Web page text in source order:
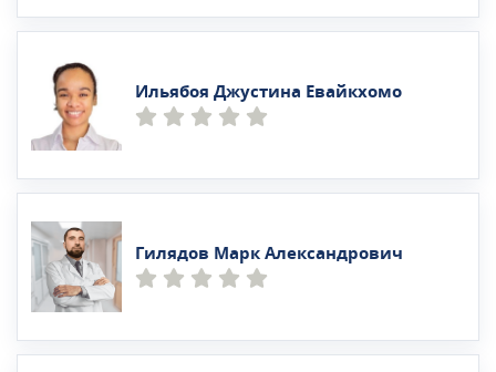
Ильябоя Джустина Евайкхомо
Гилядов Марк Александрович